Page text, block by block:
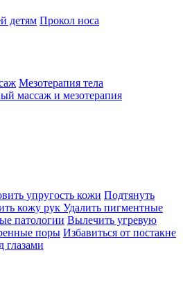
детям Прокол носа
Мезотерапия тела
массаж и мезотерапия
упругость кожи Подтянуть
кожу рук Удалить пигментные
патологии Вылечить угревую
поры Избавиться от постакне
глазами